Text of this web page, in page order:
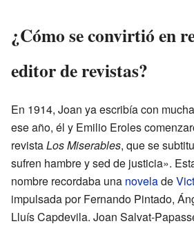
¿Cómo se convirtió en
editor de revistas?
En 1914, Joan ya escribía con
ese año, él y Emilio Eroles
revistaLos Miserables, que se
sufren hambre y sed de justicia».
nombre recordaba una novelade
impulsada por Fernando Pintado,
Lluís Capdevila. Joan Salvat-